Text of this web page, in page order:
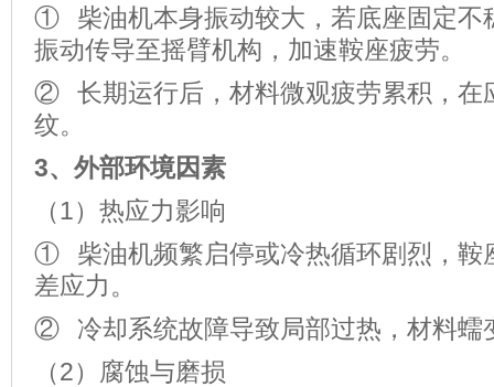
① 柴油机本身振动较大，若底座固定不
振动传导至摇臂机构，加速鞍座疲劳。
② 长期运行后，材料微观疲劳累积，在
纹。
3、外部环境因素
（1）热应力影响
① 柴油机频繁启停或冷热循环剧烈，鞍
差应力。
② 冷却系统故障导致局部过热，材料蠕
（2）腐蚀与磨损